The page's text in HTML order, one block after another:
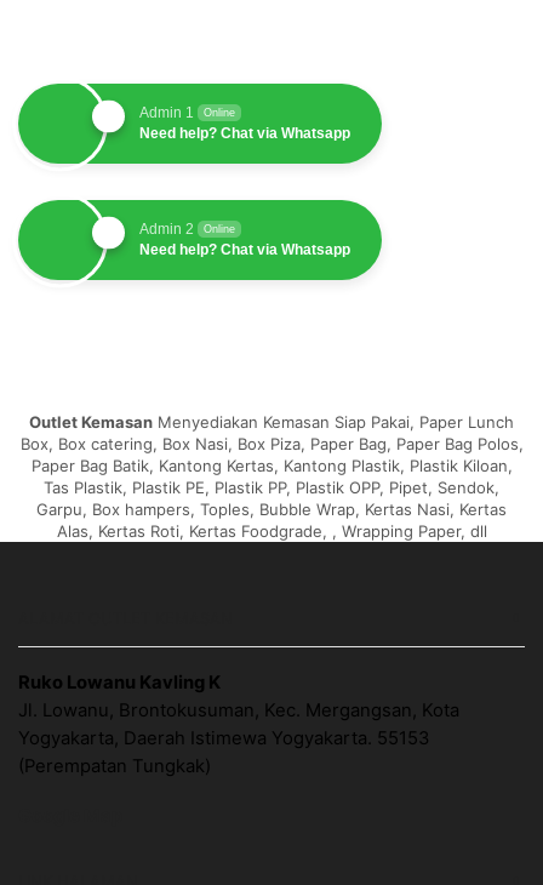
Admin 1 Online
Need help? Chat via Whatsapp
Admin 2 Online
Need help? Chat via Whatsapp
Outlet Kemasan Menyediakan Kemasan Siap Pakai, Paper Lunch
Box, Box catering, Box Nasi, Box Piza, Paper Bag, Paper Bag Polos,
Paper Bag Batik, Kantong Kertas, Kantong Plastik, Plastik Kiloan,
Tas Plastik, Plastik PE, Plastik PP, Plastik OPP, Pipet, Sendok,
Garpu, Box hampers, Toples, Bubble Wrap, Kertas Nasi, Kertas
Alas, Kertas Roti, Kertas Foodgrade, , Wrapping Paper, dll
Ruko Lowanu Kavling K
Jl. Lowanu, Brontokusuman, Kec. Mergangsan, Kota
Yogyakarta, Daerah Istimewa Yogyakarta. 55153
(Perempatan Tungkak)